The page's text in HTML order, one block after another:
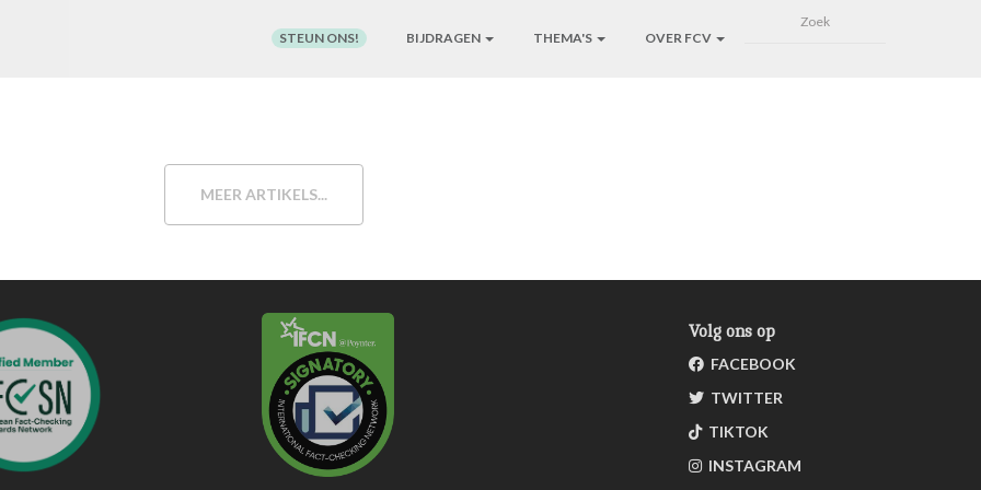
STEUN ONS! BIJDRAGEN THEMA'S OVER FCV
MEER ARTIKELS...
Volg ons op
FACEBOOK
TWITTER
TIKTOK
INSTAGRAM